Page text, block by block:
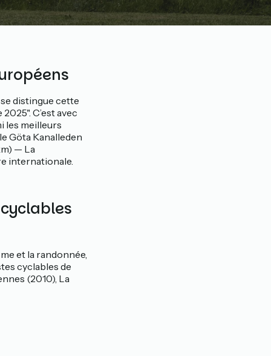
se distingue cette
C’est avec
les meilleurs
Göta Kanalleden
— La
internationale.
et la randonnée,
cyclables de
(2010), La